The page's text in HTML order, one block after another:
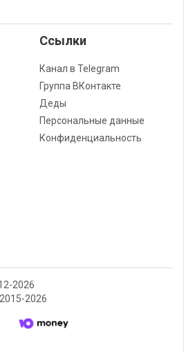
Cсылки
Канал в Telegram
Группа ВКонтакте
Деды
Персональные данные
Конфиденциальность
2026
2026